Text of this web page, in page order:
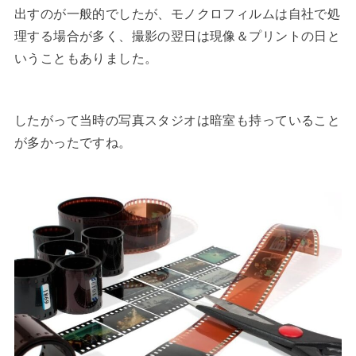
出すのが一般的でしたが、モノクロフィルムは自社で処
理する場合が多く、撮影の翌日は現像＆プリントの日と
いうこともありました。
したがって当時の写真スタジオは暗室も持っていること
が多かったですね。